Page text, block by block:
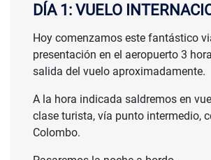
DÍA 1: VUELO
Hoy comenzamos este fantástico
presentación en el aeropuerto 3
salida del vuelo aproximadamente.
A la hora indicada saldremos en
clase turista, vía punto intermedio,
Colombo.